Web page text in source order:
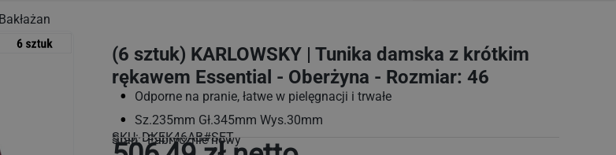
Bakłażan
(6 sztuk) KARLOWSKY | Tunika damska z krótkim
rękawem Essential - Oberżyna - Rozmiar: 46
Odporne na pranie, łatwe w pielęgnacji i trwałe
Sz.235mm Gł.345mm Wys.30mm
SKU:DKEK46AB#SET
Stan: Fabrycznie nowy